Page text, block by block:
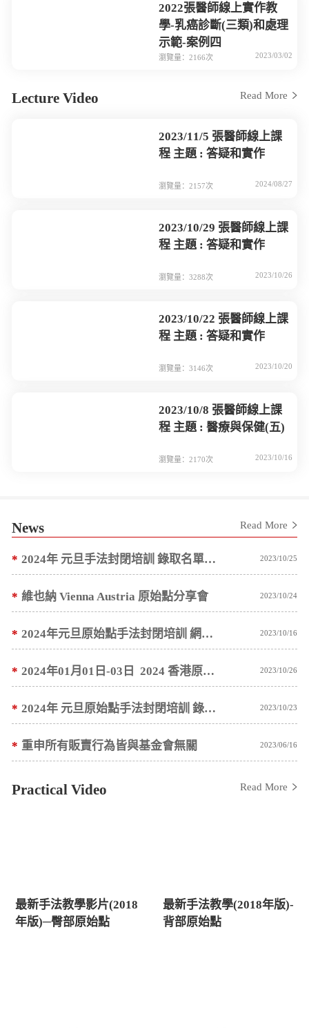
2022張醫師線上實作教
學-乳癌診斷(三類)和處理
示範-案例四
瀏覽量：2166次 2023/03/02
Lecture Video Read More
2023/11/5 張醫師線上課
程 主題 : 答疑和實作
瀏覽量：2157次 2024/08/27
2023/10/29 張醫師線上課
程 主題 : 答疑和實作
瀏覽量：3288次 2023/10/26
2023/10/22 張醫師線上課
程 主題 : 答疑和實作
瀏覽量：3146次 2023/10/20
2023/10/8 張醫師線上課
程 主題 : 醫療與保健(五)
瀏覽量：2170次 2023/10/16
News Read More
* 2024年 元旦手法封閉培訓 錄取名單預計 10/10 ~ 10/15 陸續通知 2023/10/25
* 維也納 Vienna Austria 原始點分享會 2023/10/24
* 2024年元旦原始點手法封閉培訓 網路報名公告 2023/10/16
* 2024年01月01日-03日 2024 香港原始點醫學健康講座 網路報名公告 2023/10/26
* 2024年 元旦原始點手法封閉培訓 錄取名單公告 2023/10/23
* 重申所有販賣行為皆與基金會無關 2023/06/16
Practical Video Read More
最新手法教學影片(2018
年版)─臀部原始點
最新手法教學(2018年版)-
背部原始點